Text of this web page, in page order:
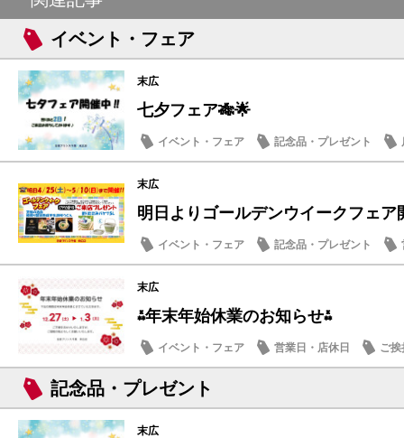
イベント・フェア
末広
七夕フェア🎋🌟
イベント・フェア 記念品・プレゼント
末広
明日よりゴールデンウイークフェア
イベント・フェア 記念品・プレゼント
その他
末広
⁂年末年始休業のお知らせ⁂
イベント・フェア 営業日・店休日 ご挨
記念品・プレゼント
末広